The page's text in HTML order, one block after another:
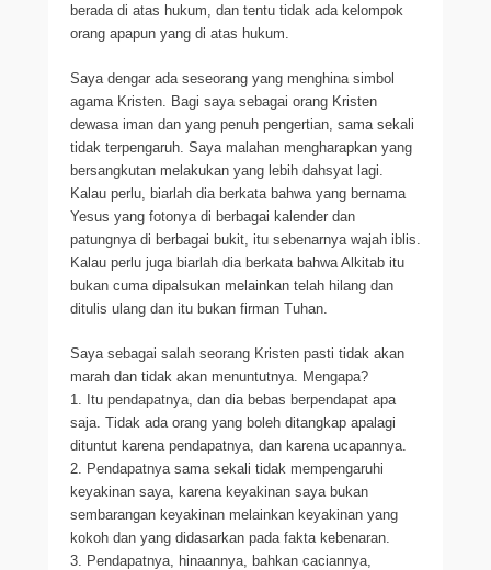
berada di atas hukum, dan tentu tidak ada kelompok
orang apapun yang di atas hukum.
Saya dengar ada seseorang yang menghina simbol
agama Kristen. Bagi saya sebagai orang Kristen
dewasa iman dan yang penuh pengertian, sama sekali
tidak terpengaruh. Saya malahan mengharapkan yang
bersangkutan melakukan yang lebih dahsyat lagi.
Kalau perlu, biarlah dia berkata bahwa yang bernama
Yesus yang fotonya di berbagai kalender dan
patungnya di berbagai bukit, itu sebenarnya wajah iblis.
Kalau perlu juga biarlah dia berkata bahwa Alkitab itu
bukan cuma dipalsukan melainkan telah hilang dan
ditulis ulang dan itu bukan firman Tuhan.
Saya sebagai salah seorang Kristen pasti tidak akan
marah dan tidak akan menuntutnya. Mengapa?
1. Itu pendapatnya, dan dia bebas berpendapat apa
saja. Tidak ada orang yang boleh ditangkap apalagi
dituntut karena pendapatnya, dan karena ucapannya.
2. Pendapatnya sama sekali tidak mempengaruhi
keyakinan saya, karena keyakinan saya bukan
sembarangan keyakinan melainkan keyakinan yang
kokoh dan yang didasarkan pada fakta kebenaran.
3. Pendapatnya, hinaannya, bahkan caciannya,